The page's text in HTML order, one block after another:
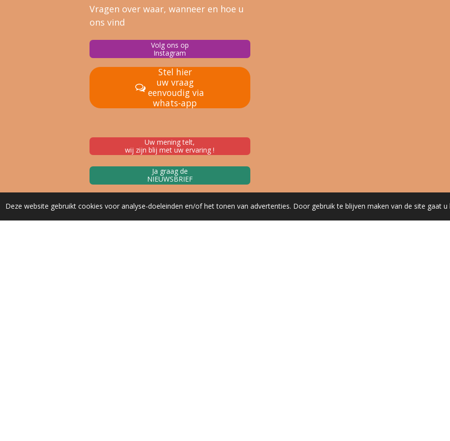
Deze website gebruikt cookies voor analyse-doeleinden en/of het tonen van advertenties. Door gebruik te blijven maken van de site gaat u
Vragen over waar, wanneer en hoe u
ons vind
Volg ons op
Instagram
Stel hier
uw vraag
eenvoudig via
whats-app
Uw mening telt,
wij zijn blij met uw ervaring !
Ja graag de
NIEUWSBRIEF